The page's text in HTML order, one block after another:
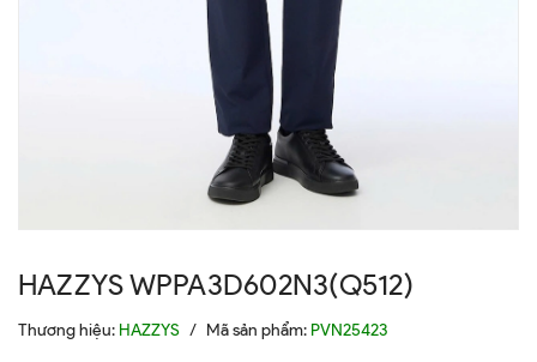
HAZZYS WPPA3D602N3(Q512)
Thương hiệu: HAZZYS / Mã sản phẩm: PVN25423